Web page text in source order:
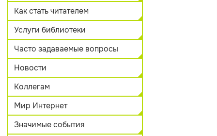
Как стать читателем
Услуги библиотеки
Часто задаваемые вопросы
Новости
Коллегам
Мир Интернет
Значимые события